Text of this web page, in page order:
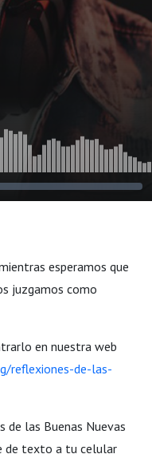
esperamos que
juzgamos como
en nuestra web
reflexiones-de-las-
de las Buenas Nuevas
de texto a tu celular